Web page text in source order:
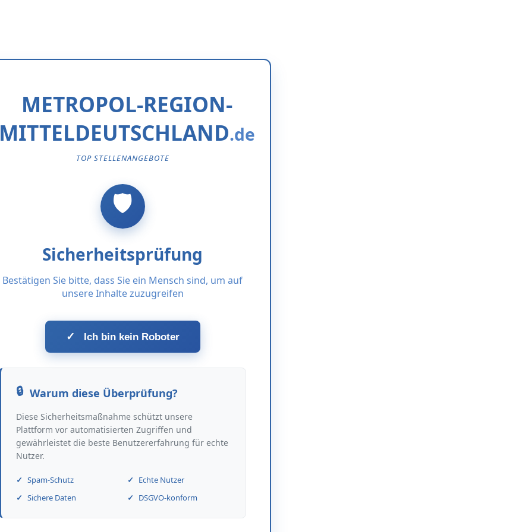
METROPOL-REGION-
MITTELDEUTSCHLAND
TOP STELLENANGEBOTE
Sicherheitsprüfung
Bestätigen Sie bitte, dass Sie ein Mensch sind, um auf
unsere Inhalte zuzugreifen
✓ Ich bin kein Roboter
Warum diese Überprüfung?
Diese Sicherheitsmaßnahme schützt unsere
Plattform vor automatisierten Zugriffen und
gewährleistet die beste Benutzererfahrung für echte
Nutzer.
Spam-Schutz
Echte Nutzer
Sichere Daten
DSGVO-konform